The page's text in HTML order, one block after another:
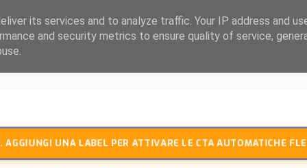
UNA LABEL PER ATTIVARE LE CTA AUTOMATICHE
its services and to analyze traffic. Your IP address and
and security metrics to ensure quality of service,